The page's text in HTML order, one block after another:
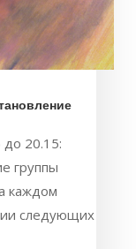
до 20.15:
группы
каждом
следующих